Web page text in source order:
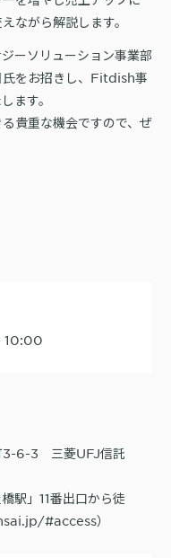
スボット
用
。問い合わせ電話の対応
ながら解説します。
ーソリューション事業部
氏をお招きし、Fitdish事
ます。
貴重な機会ですので、ぜ
10:00
3-6-3 三菱UFJ信託
駅」11番出口から徒
#access）